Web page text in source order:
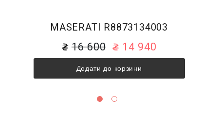
MASERATI R8873134003
16 600 14 940
Додати до корзини